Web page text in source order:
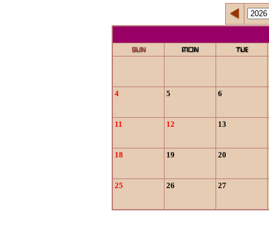
4 5 6
11 12 13
18 19 20
25 26 27